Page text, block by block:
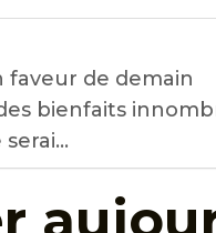
faveur de demain
bienfaits